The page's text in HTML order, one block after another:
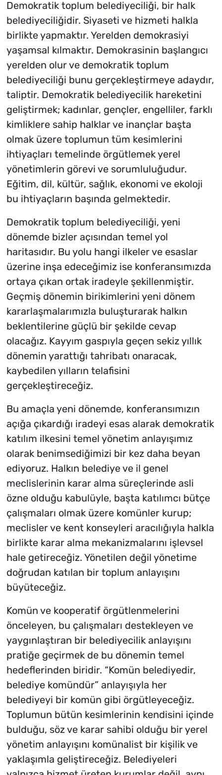
Demokratik toplum belediyeciliği, bir halk
belediyeciliğidir. Siyaseti ve hizmeti halkla
birlikte yapmaktır. Yerelden demokrasiyi
yaşamsal kılmaktır. Demokrasinin başlangıcı
yerelden olur ve demokratik toplum
belediyeciliği bunu gerçekleştirmeye adaydır,
taliptir. Demokratik belediyecilik hareketini
geliştirmek; kadınlar, gençler, engelliler, farklı
kimliklere sahip halklar ve inançlar başta
olmak üzere toplumun tüm kesimlerini
ihtiyaçları temelinde örgütlemek yerel
yönetimlerin görevi ve sorumluluğudur.
Eğitim, dil, kültür, sağlık, ekonomi ve ekoloji
bu ihtiyaçların başında gelmektedir.
Demokratik toplum belediyeciliği, yeni
dönemde bizler açısından temel yol
haritasıdır. Bu yolu hangi ilkeler ve esaslar
üzerine inşa edeceğimiz ise konferansımızda
ortaya çıkan ortak iradeyle şekillenmiştir.
Geçmiş dönemin birikimlerini yeni dönem
kararlaşmalarımızla buluşturarak halkın
beklentilerine güçlü bir şekilde cevap
olacağız. Kayyım gaspıyla geçen sekiz yıllık
dönemin yarattığı tahribatı onaracak,
kaybedilen yılların telafisini
gerçekleştireceğiz.
Bu amaçla yeni dönemde, konferansımızın
açığa çıkardığı iradeyi esas alarak demokratik
katılım ilkesini temel yönetim anlayışımız
olarak benimsediğimizi bir kez daha beyan
ediyoruz. Halkın belediye ve il genel
meclislerinin karar alma süreçlerinde asli
özne olduğu kabulüyle, başta katılımcı bütçe
çalışmaları olmak üzere komünler kurup;
meclisler ve kent konseyleri aracılığıyla halkla
birlikte karar alma mekanizmalarını işlevsel
hale getireceğiz. Yönetilen değil yönetime
doğrudan katılan bir toplum anlayışını
büyüteceğiz.
Komün ve kooperatif örgütlenmelerini
önceleyen, bu çalışmaları destekleyen ve
yaygınlaştıran bir belediyecilik anlayışını
pratiğe geçirmek de bu dönemin temel
hedeflerinden biridir. “Komün belediyedir,
belediye komündür” anlayışıyla her
belediyeyi bir komün gibi örgütleyeceğiz.
Toplumun bütün kesimlerinin kendisini içinde
bulduğu, söz ve karar sahibi olduğu bir yerel
yönetim anlayışını komünalist bir kişilik ve
yaklaşımla geliştireceğiz. Belediyeleri